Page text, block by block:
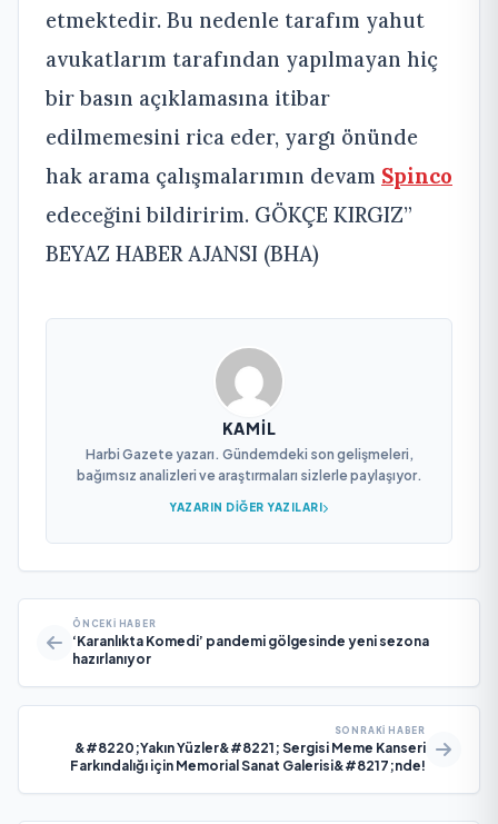
etmektedir. Bu nedenle tarafım yahut
avukatlarım tarafından yapılmayan hiç
bir basın açıklamasına itibar
edilmemesini rica eder, yargı önünde
hak arama çalışmalarımın devam Spinco
edeceğini bildiririm. GÖKÇE KIRGIZ”
BEYAZ HABER AJANSI (BHA)
KAMIL
Harbi Gazete yazarı. Gündemdeki son gelişmeleri,
bağımsız analizleri ve araştırmaları sizlerle paylaşıyor.
YAZARIN DIĞER YAZILARI
ÖNCEKI HABER
‘Karanlıkta Komedi’ pandemi gölgesinde yeni sezona
hazırlanıyor
SONRAKI HABER
&#8220;Yakın Yüzler&#8221; Sergisi Meme Kanseri
Farkındalığı için Memorial Sanat Galerisi&#8217;nde!